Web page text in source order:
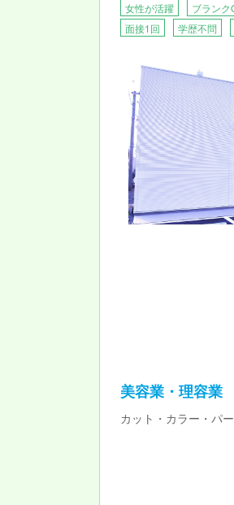
女性が活躍 ブランク
面接1回
学歴不問
美容業・理容業
カット・カラー・パ